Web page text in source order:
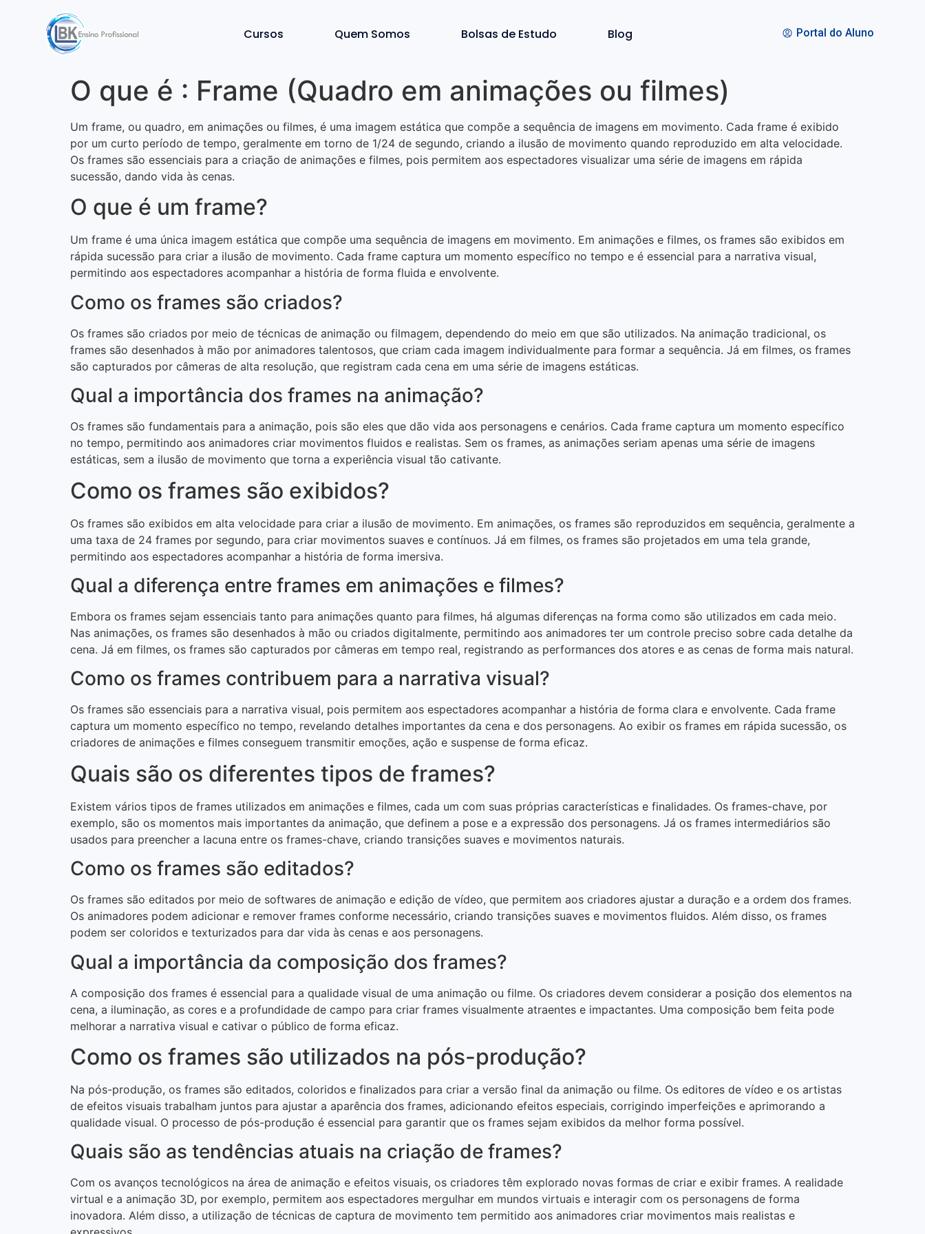
Cursos Quem Somos Bolsas de Estudo Blog Portal do Aluno
O que é : Frame (Quadro em animações ou filmes)
Um frame, ou quadro, em animações ou filmes, é uma imagem estática que compõe a sequência de imagens em movimento. Cada frame é exibido
por um curto período de tempo, geralmente em torno de 1/24 de segundo, criando a ilusão de movimento quando reproduzido em alta velocidade.
Os frames são essenciais para a criação de animações e filmes, pois permitem aos espectadores visualizar uma série de imagens em rápida
sucessão, dando vida às cenas.
O que é um frame?
Um frame é uma única imagem estática que compõe uma sequência de imagens em movimento. Em animações e filmes, os frames são exibidos em
rápida sucessão para criar a ilusão de movimento. Cada frame captura um momento específico no tempo e é essencial para a narrativa visual,
permitindo aos espectadores acompanhar a história de forma fluida e envolvente.
Como os frames são criados?
Os frames são criados por meio de técnicas de animação ou filmagem, dependendo do meio em que são utilizados. Na animação tradicional, os
frames são desenhados à mão por animadores talentosos, que criam cada imagem individualmente para formar a sequência. Já em filmes, os frames
são capturados por câmeras de alta resolução, que registram cada cena em uma série de imagens estáticas.
Qual a importância dos frames na animação?
Os frames são fundamentais para a animação, pois são eles que dão vida aos personagens e cenários. Cada frame captura um momento específico
no tempo, permitindo aos animadores criar movimentos fluidos e realistas. Sem os frames, as animações seriam apenas uma série de imagens
estáticas, sem a ilusão de movimento que torna a experiência visual tão cativante.
Como os frames são exibidos?
Os frames são exibidos em alta velocidade para criar a ilusão de movimento. Em animações, os frames são reproduzidos em sequência, geralmente a
uma taxa de 24 frames por segundo, para criar movimentos suaves e contínuos. Já em filmes, os frames são projetados em uma tela grande,
permitindo aos espectadores acompanhar a história de forma imersiva.
Qual a diferença entre frames em animações e filmes?
Embora os frames sejam essenciais tanto para animações quanto para filmes, há algumas diferenças na forma como são utilizados em cada meio.
Nas animações, os frames são desenhados à mão ou criados digitalmente, permitindo aos animadores ter um controle preciso sobre cada detalhe da
cena. Já em filmes, os frames são capturados por câmeras em tempo real, registrando as performances dos atores e as cenas de forma mais natural.
Como os frames contribuem para a narrativa visual?
Os frames são essenciais para a narrativa visual, pois permitem aos espectadores acompanhar a história de forma clara e envolvente. Cada frame
captura um momento específico no tempo, revelando detalhes importantes da cena e dos personagens. Ao exibir os frames em rápida sucessão, os
criadores de animações e filmes conseguem transmitir emoções, ação e suspense de forma eficaz.
Quais são os diferentes tipos de frames?
Existem vários tipos de frames utilizados em animações e filmes, cada um com suas próprias características e finalidades. Os frames-chave, por
exemplo, são os momentos mais importantes da animação, que definem a pose e a expressão dos personagens. Já os frames intermediários são
usados para preencher a lacuna entre os frames-chave, criando transições suaves e movimentos naturais.
Como os frames são editados?
Os frames são editados por meio de softwares de animação e edição de vídeo, que permitem aos criadores ajustar a duração e a ordem dos frames.
Os animadores podem adicionar e remover frames conforme necessário, criando transições suaves e movimentos fluidos. Além disso, os frames
podem ser coloridos e texturizados para dar vida às cenas e aos personagens.
Qual a importância da composição dos frames?
A composição dos frames é essencial para a qualidade visual de uma animação ou filme. Os criadores devem considerar a posição dos elementos na
cena, a iluminação, as cores e a profundidade de campo para criar frames visualmente atraentes e impactantes. Uma composição bem feita pode
melhorar a narrativa visual e cativar o público de forma eficaz.
Como os frames são utilizados na pós-produção?
Na pós-produção, os frames são editados, coloridos e finalizados para criar a versão final da animação ou filme. Os editores de vídeo e os artistas
de efeitos visuais trabalham juntos para ajustar a aparência dos frames, adicionando efeitos especiais, corrigindo imperfeições e aprimorando a
qualidade visual. O processo de pós-produção é essencial para garantir que os frames sejam exibidos da melhor forma possível.
Quais são as tendências atuais na criação de frames?
Com os avanços tecnológicos na área de animação e efeitos visuais, os criadores têm explorado novas formas de criar e exibir frames. A realidade
virtual e a animação 3D, por exemplo, permitem aos espectadores mergulhar em mundos virtuais e interagir com os personagens de forma
inovadora. Além disso, a utilização de técnicas de captura de movimento tem permitido aos animadores criar movimentos mais realistas e